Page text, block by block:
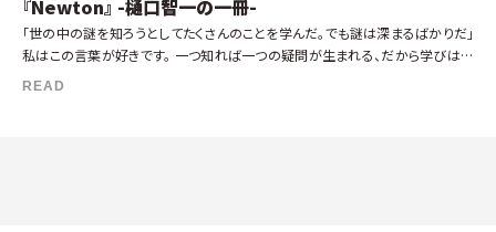
『Newton』 -樋口智一の一冊-
「世の中の謎を知ろうとしてたくさんのことを学んだ。でも謎は深まるばかりだ」
私はこの言葉が好きです。 一つ知れば一つの疑問が生まれる、だから学びは面
白いとも言えます。「最も高貴な娯楽は、理解する喜びである」というように、 […]
READ